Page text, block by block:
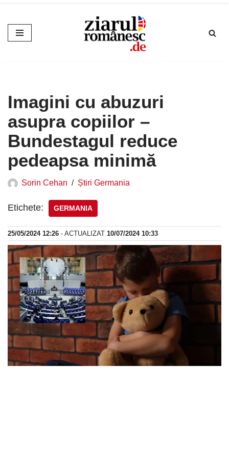
Sari
la
Imagini cu abuzuri
asupra copiilor –
Bundestagul reduce
pedeapsa minimă
Sorin Cehan Știri Germania
Etichete: GERMANIA
25/05/2024 12:26 - ACTUALIZAT 10/07/2024 10:33